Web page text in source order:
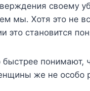
своему
мы. Хотя это не
это становится
же не особо